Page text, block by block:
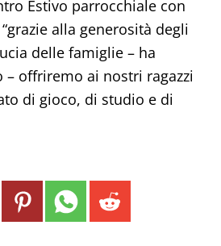
Estivo parrocchiale con
alla generosità degli
delle famiglie – ha
– offriremo ai nostri ragazzi
di gioco, di studio e di